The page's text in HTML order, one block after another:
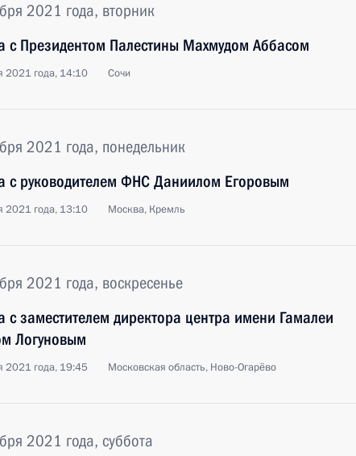
2021 года, вторник
с Президентом Палестины Махмудом Аббасом
2021 года, 14:10 Сочи
2021 года, понедельник
с руководителем ФНС Даниилом Егоровым
2021 года, 13:10 Москва, Кремль
2021 года, воскресенье
с заместителем директора центра имени Гамалеи
Логуновым
2021 года, 19:45 Московская область, Ново-Огарёво
2021 года, суббота